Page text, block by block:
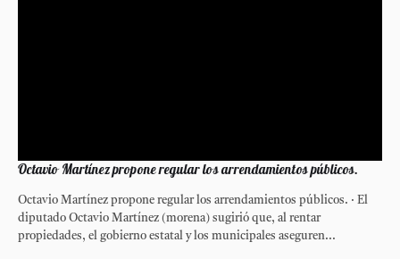
Octavio Martínez propone regular los arrendamientos públicos.
Octavio Martínez propone regular los arrendamientos públicos. · El
diputado Octavio Martínez (morena) sugirió que, al rentar
propiedades, el gobierno estatal y los municipales aseguren...